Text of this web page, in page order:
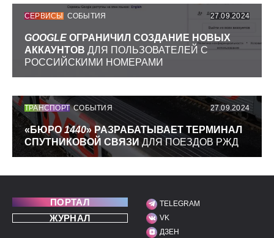
СЕРВИСЫ СОБЫТИЯ 27.09.2024
GOOGLE ОГРАНИЧИЛ СОЗДАНИЕ НОВЫХ
АККАУНТОВ ДЛЯ ПОЛЬЗОВАТЕЛЕЙ С
РОССИЙСКИМИ НОМЕРАМИ
ТРАНСПОРТ СОБЫТИЯ 27.09.2024
«БЮРО1440» РАЗРАБАТЫВАЕТ ТЕРМИНАЛ
СПУТНИКОВОЙ СВЯЗИ ДЛЯ ПОЕЗДОВ РЖД
ПОРТАЛ
ЖУРНАЛ
МЫ В СОЦИАЛЬНЫХ
TELEGRAM
VK
ДЗЕН